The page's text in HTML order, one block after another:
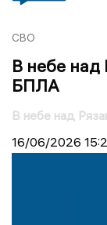
СВО
В небе над
БПЛА
В небе над
16/06/2026